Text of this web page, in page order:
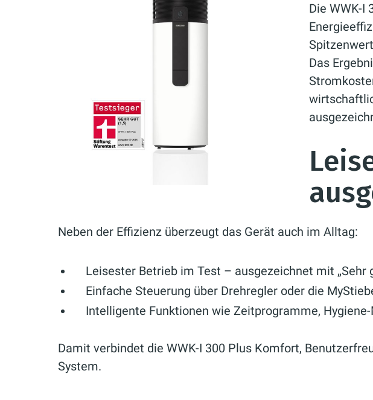
Die WWK-I
Das
Neben der Effizienz überzeugt das Gerät auch im Alltag:
Leisester Betrieb im Test – ausgezeichnet mit „Sehr
Einfache Steuerung über Drehregler oder die
Intelligente Funktionen wie Zeitprogramme,
Damit verbindet die WWK-I 300 Plus Komfort,
System.